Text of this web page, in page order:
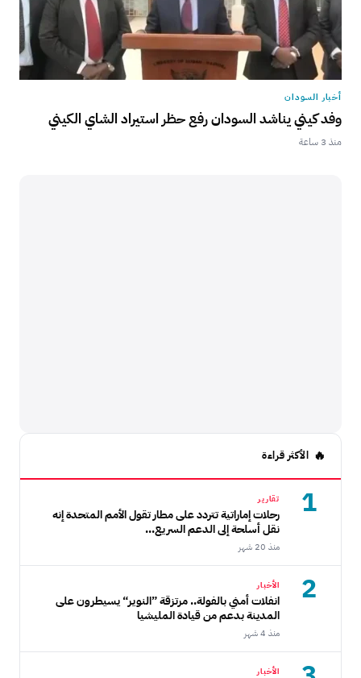
أخبار السودان
وفد كيني يناشد السودان رفع حظر استيراد الشاي الكيني
منذ 3 ساعة
الأكثر قراءة
1 تقارير
رحلات إماراتية تتردد على مطار تقول الأمم المتحدة إنه
نقل أسلحة إلى الدعم السريع...
منذ 20 شهر
2 الأخبار
انفلات أمني بالفولة.. مرتزقة ”النوير“ يسيطرون على
المدينة بدعم من قيادة المليشيا
منذ 4 شهر
الأخبار